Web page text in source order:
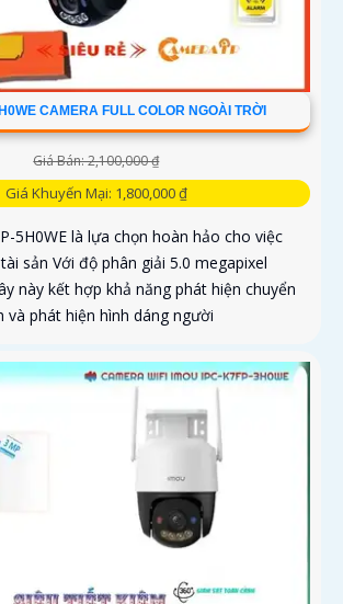
CAMERA FULL COLOR NGOÀI TRỜI
Giá Bán: 2,100,000 ₫
Giá Khuyến Mại: 1,800,000 ₫
5H0WE là lựa chọn hoàn hảo cho việc
sản Với độ phân giải 5.0 megapixel
này kết hợp khả năng phát hiện chuyển
và phát hiện hình dáng người